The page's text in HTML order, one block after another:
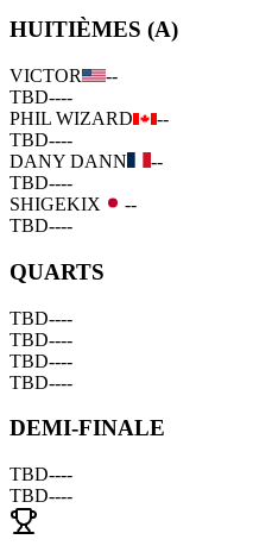
HUITIÈMES (A)
VICTOR
--
TBD----
PHIL WIZARD
--
TBD----
DANY DANN
--
TBD----
SHIGEKIX
--
TBD----
QUARTS
TBD----
TBD----
TBD----
TBD----
DEMI-FINALE
TBD----
TBD----